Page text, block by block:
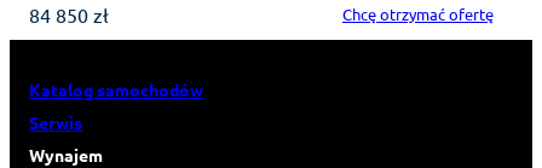
84 850 zł Chcę otrzymać ofertę
Katalog samochodów
Serwis
Wynajem